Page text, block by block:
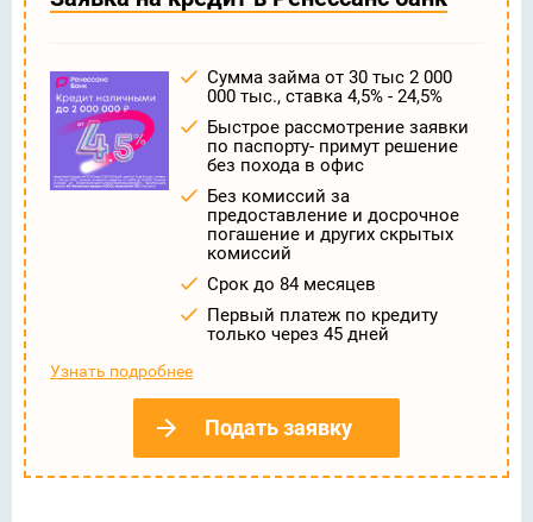
Сумма займа от 30 тыс 2 000
000 тыс., ставка 4,5% - 24,5%
Быстрое рассмотрение заявки
по паспорту- примут решение
без похода в офис
Без комиссий за
предоставление и досрочное
погашение и других скрытых
комиссий
Срок до 84 месяцев
Первый платеж по кредиту
только через 45 дней
Узнать подробнее
Подать заявку